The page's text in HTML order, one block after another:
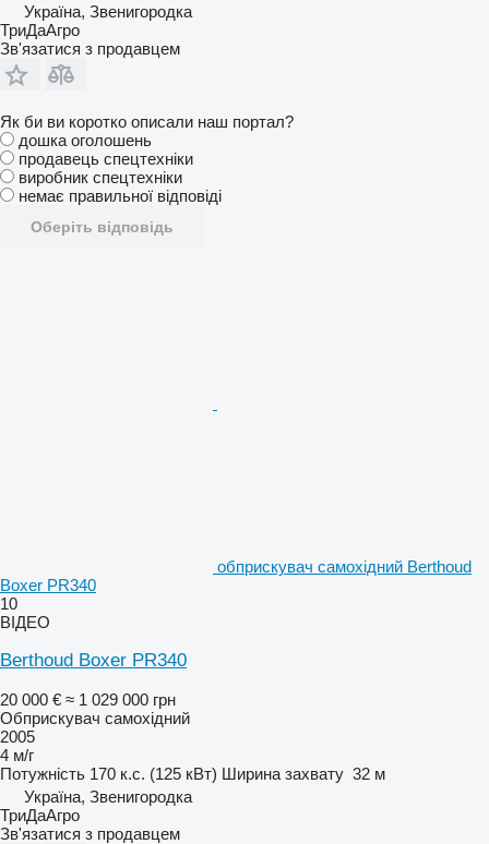
Україна, Звенигородка
ТриДаАгро
Зв'язатися з продавцем
Як би ви коротко описали наш портал?
дошка оголошень
продавець спецтехніки
виробник спецтехніки
немає правильної відповіді
Оберіть відповідь
обприскувач самохідний Berthoud
Boxer PR340
10
ВІДЕО
Berthoud Boxer PR340
20 000 € ≈ 1 029 000 грн
Обприскувач самохідний
2005
4 м/г
Потужність 170 к.с. (125 кВт) Ширина захвату 32 м
Україна, Звенигородка
ТриДаАгро
Зв'язатися з продавцем